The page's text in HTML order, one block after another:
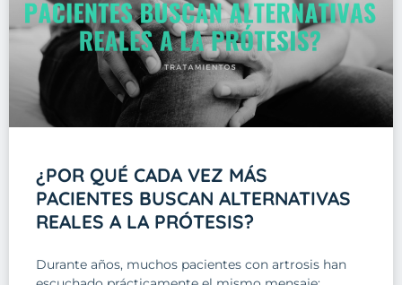
¿POR QUÉ CADA VEZ MÁS
PACIENTES BUSCAN ALTERNATIVAS
REALES A LA PRÓTESIS?
Durante años, muchos pacientes con artrosis han